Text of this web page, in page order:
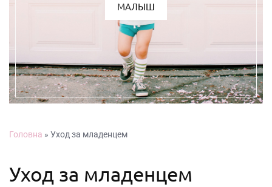
МАЛЫШ
Головна » Уход за младенцем
Уход за младенцем